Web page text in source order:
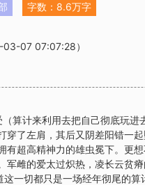
字数：8.6万字
03-07 07:07:28）
算计来利用去把自己彻底玩
了左肩，其后又阴差阳错一
超高精神力的雄虫冕下。更
军雌的爱太过炽热，凌长云
这一切都只是一场经年彻尾